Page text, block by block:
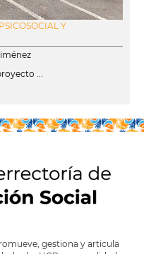
Y
...
gestiona y articula